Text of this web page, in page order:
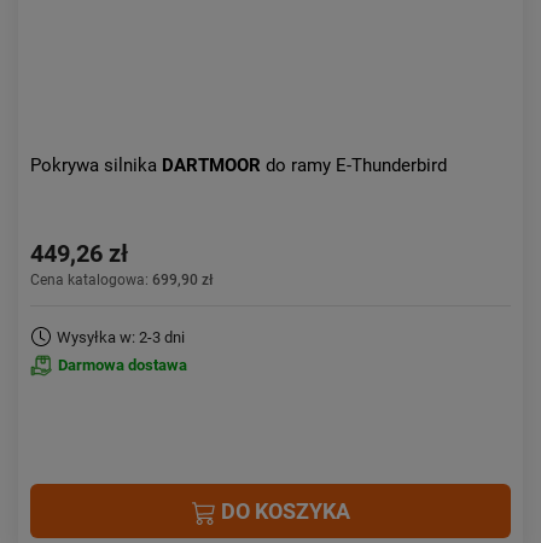
Pokrywa silnika DARTMOOR do ramy E-Thunderbird
449,26 zł
Cena katalogowa: 699,90 zł
Wysyłka w: 2-3 dni
Darmowa dostawa
DO KOSZYKA